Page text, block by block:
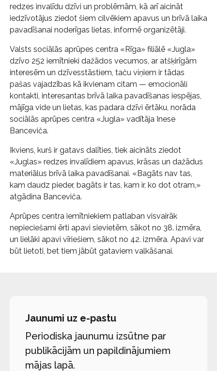
redzes invalīdu dzīvi un problēmām, kā arī aicināt
iedzīvotājus ziedot šiem cilvēkiem apavus un brīvā laika
pavadīšanai noderīgas lietas, informē organizētāji.
Valsts sociālās aprūpes centra «Rīga» filiālē «Jugla»
dzīvo 252 iemītnieki dažādos vecumos, ar atšķirīgām
interesēm un dzīvesstāstiem, taču viņiem ir tādas
pašas vajadzības kā ikvienam citam — emocionāli
kontakti, interesantas brīvā laika pavadīšanas iespējas,
mājīga vide un lietas, kas padara dzīvi ērtāku, norāda
sociālās aprūpes centra «Jugla» vadītāja Inese
Banceviča.
Ikviens, kurš ir gatavs dalīties, tiek aicināts ziedot
«Juglas» redzes invalīdiem apavus, krāsas un dažādus
materiālus brīvā laika pavadīšanai. «Bagāts nav tas,
kam daudz pieder, bagāts ir tas, kam ir, ko dot otram,»
atgādina Banceviča.
Aprūpes centra iemītniekiem patlaban visvairāk
nepieciešami ērti apavi sievietēm, sākot no 38. izmēra,
un lielāki apavi vīriešiem, sākot no 42. izmēra. Apavi var
būt lietoti, bet tiem jābūt gataviem valkāšanai.
Jaunumi uz e-pastu
Periodiska jaunumu izsūtne par
publikācijām un papildinājumiem
mājas lapā.